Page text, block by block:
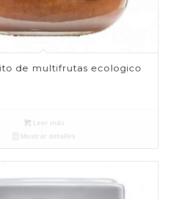
de multifrutas ecologico
Leer más
Mostrar detalles